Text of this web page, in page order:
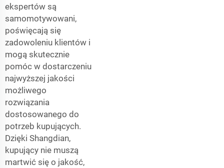
ekspertów są
samomotywowani,
poświęcają się
zadowoleniu klientów i
mogą skutecznie
pomóc w dostarczeniu
najwyższej jakości
możliwego
rozwiązania
dostosowanego do
potrzeb kupujących.
Dzięki Shangdian,
kupujący nie muszą
martwić się o jakość,